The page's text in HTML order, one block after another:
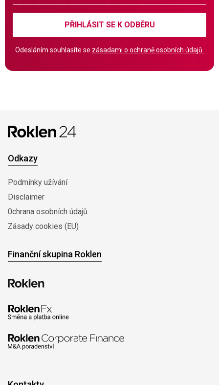
PŘIHLÁSIT SE K ODBĚRU
Odesláním souhlasíte se zásadami o ochraně osobních údajů.
Odkazy
Podmínky užívání
Disclaimer
0chrana osobních údajů
Zásady cookies (EU)
Finanční skupina Roklen